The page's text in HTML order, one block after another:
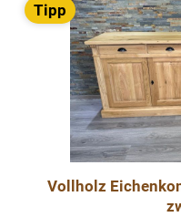
Tipp
Vollholz